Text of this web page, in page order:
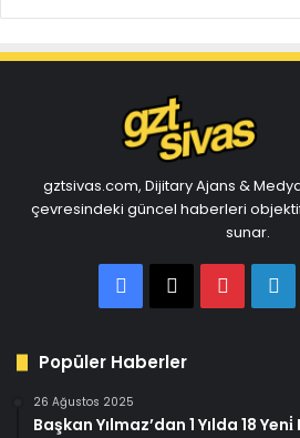
gztsivas.com, Dijitary Ajans &
çevresindeki güncel haberleri
sunar.
Facebook
X Pinterest
Popüler Haberler
26 Ağustos 2025
Başkan Yılmaz’dan 1 Yılda 18